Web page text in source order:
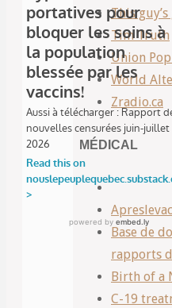
This guy’s
Tim Truth
Union
World
Zradio.ca
MÉDICAL
Base de
rapports
Birth of a
C-19